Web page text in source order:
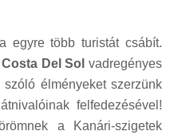
egyre több turistát csábít.
Costa Del Sol vadregényes
élményeket szerzünk
felfedezésével!
a Kanári-szigetek